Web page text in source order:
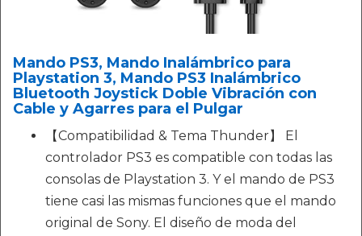
Mando PS3, Mando Inalámbrico para
Playstation 3, Mando PS3 Inalámbrico
Bluetooth Joystick Doble Vibración con
Cable y Agarres para el Pulgar
【Compatibilidad & Tema Thunder】 El
controlador PS3 es compatible con todas las
consolas de Playstation 3. Y el mando de PS3
tiene casi las mismas funciones que el mando
original de Sony. El diseño de moda del